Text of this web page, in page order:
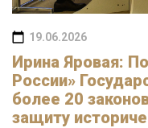
19.06.2026
Ирина Яровая:
России»
более 20
защиту